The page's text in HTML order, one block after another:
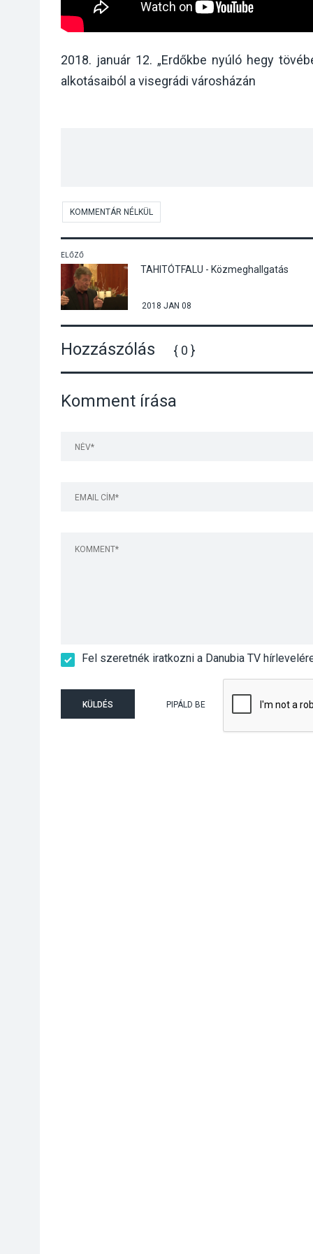
2018. január 12. „Erdőkbe nyúló hegy
alkotásaiból a visegrádi városházán
KOMMENTÁR NÉLKÜL
ELŐZŐ
TAHITÓTFALU - Közmeghallgatás
2018 JAN 08
Hozzászólás { 0 }
Komment írása
Fel szeretnék iratkozni a Danubia TV
KÜLDÉS PIPÁLD BE